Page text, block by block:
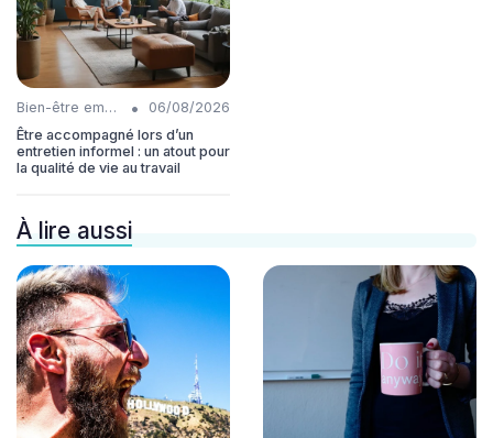
Bien-être employés •
06/08/2026
Être accompagné lors d’un
entretien informel : un atout pour
la qualité de vie au travail
À lire aussi